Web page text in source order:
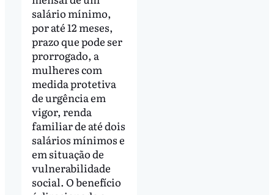
salário mínimo,
por até 12 meses,
prazo que pode ser
prorrogado, a
mulheres com
medida protetiva
de urgência em
vigor, renda
familiar de até dois
salários mínimos e
em situação de
vulnerabilidade
social. O benefício